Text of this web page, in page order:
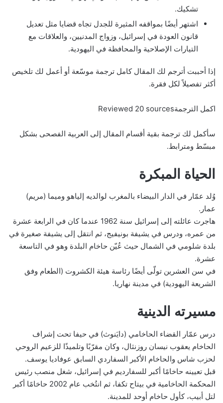
تشكيك.
اشتهر أيضًا بمواقفه المثيرة للجدل تجاه قضايا مثل تعديل
قانون العودة في إسرائيل، وزواج المدنيين، والعلاقات مع
التيارات الإصلاحية والمحافظة في اليهودية.
إذا أحببت أترجم لك المقال كامل ترجمة موسّعة أو أعمل لك تلخيص
أكثر تفصيلاً لكل فقرة.
اكمل الترجمةReviewed 20 sources
سأكمل لك ترجمة بقية أقسام المقال إلى العربية الفصحى بشكل
مبسّط ومترابط.
الحياة المبكرة
وُلد عمّار في الدار البيضاء بالمغرب لوالديه إلياهو وميما (مريم)
عمار.
هاجرت عائلته إلى إسرائيل سنة 1962 عندما كان في الرابعة عشرة
من عمره، ودرس في يشيفة بونيفيج، ثم انتقل إلى يشيفة صغيرة في
بلدة شلومي في الشمال حيث عُيّن حاخام البلدة وهو في التاسعة
عشرة.
في سن العشرين تولّى أيضًا رئاسة هيئة الكشروت (الطعام وفق
الشريعة اليهودية) في مدينة نهاريا.
مسيرته الدينية
درس عمّار القضاء الحاخامي (دايَنوث) في حيفا تحت إشراف
الحاخام يعقوب نيسان روزنثال، وكان مقرّبًا وتلميذًا للزعيم الروحي
لحزب شاس والحاخام الأكبر السفاردي السابق عوفاديا يوسف.
قبل تعيينه حاخامًا أكبر للسفارديم في إسرائيل، شغل منصب رئيس
المحكمة الحاخامية في بيتاح تكفا، ثم انتُخب عام 2002 حاخامًا أكبر
لتل أبيب، كأول حاخام أوحد للمدينة.